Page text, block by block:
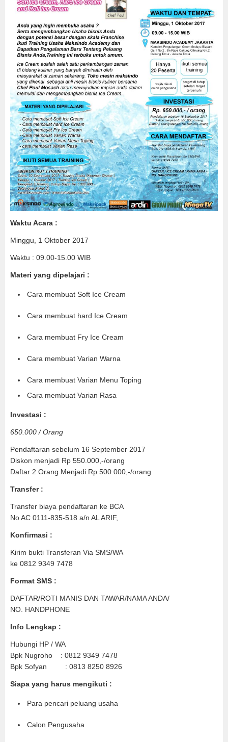
Waktu Acara :
Minggu, 1 Oktober 2017
Waktu : 09.00-15.00 WIB
Materi yang dipelajari :
Cara membuat Soft Ice Cream
Cara membuat hard Ice Cream
Cara membuat Fry Ice Cream
Cara membuat Varian Warna
Cara membuat Varian Menu Toping
Cara membuat Varian Rasa
Investasi :
650.000 / Orang
Pendaftaran sebelum 16 September 2017
Diskon menjadi Rp 550.000,-/orang
Daftar 2 Orang Menjadi Rp 500.000,-/orang
Transfer :
Transfer biaya pendaftaran ke BCA
No AC 0111-835-518 a/n AL ARIF,
Konfirmasi :
Kirim bukti Transferan Via SMS/WA
ke 0812 9349 7478
Format SMS :
DAFTAR/ROTI MANIS DAN TAWAR/NAMA ANDA/
NO. HANDPHONE
Info Lengkap :
Hubungi HP / WA
Bpk Nugroho : 0812 9349 7478
Bpk Sofyan : 0813 8250 8926
Siapa yang harus mengikuti :
Para pencari peluang usaha
Calon Pengusaha